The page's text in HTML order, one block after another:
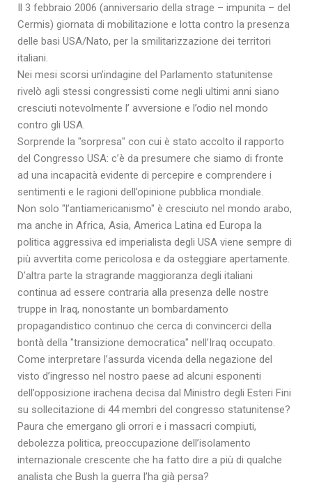
Il 3 febbraio 2006 (anniversario della strage – impunita – del
Cermis) giornata di mobilitazione e lotta contro la presenza
delle basi USA/Nato, per la smilitarizzazione dei territori
italiani.
Nei mesi scorsi un’indagine del Parlamento statunitense
rivelò agli stessi congressisti come negli ultimi anni siano
cresciuti notevolmente l’ avversione e l’odio nel mondo
contro gli USA.
Sorprende la "sorpresa" con cui è stato accolto il rapporto
del Congresso USA: c’è da presumere che siamo di fronte
ad una incapacità evidente di percepire e comprendere i
sentimenti e le ragioni dell’opinione pubblica mondiale.
Non solo "l’antiamericanismo" è cresciuto nel mondo arabo,
ma anche in Africa, Asia, America Latina ed Europa la
politica aggressiva ed imperialista degli USA viene sempre di
più avvertita come pericolosa e da osteggiare apertamente.
D’altra parte la stragrande maggioranza degli italiani
continua ad essere contraria alla presenza delle nostre
truppe in Iraq, nonostante un bombardamento
propagandistico continuo che cerca di convincerci della
bontà della "transizione democratica" nell’Iraq occupato.
Come interpretare l’assurda vicenda della negazione del
visto d’ingresso nel nostro paese ad alcuni esponenti
dell’opposizione irachena decisa dal Ministro degli Esteri Fini
su sollecitazione di 44 membri del congresso statunitense?
Paura che emergano gli orrori e i massacri compiuti,
debolezza politica, preoccupazione dell’isolamento
internazionale crescente che ha fatto dire a più di qualche
analista che Bush la guerra l’ha già persa?